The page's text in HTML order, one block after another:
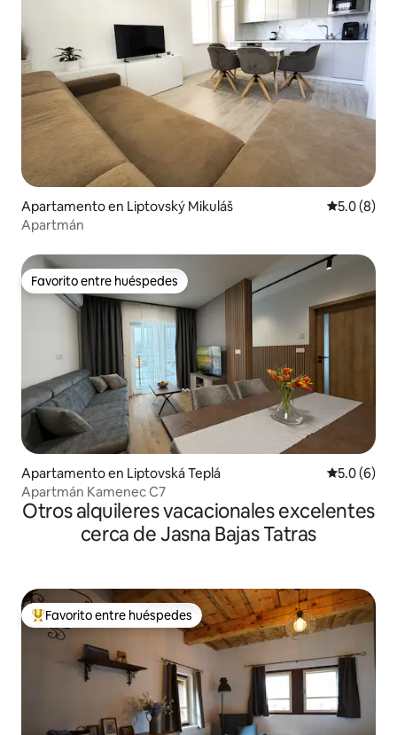
Apartamento en Liptovský Mikuláš
5.0 (8)
Apartmán
Favorito entre huéspedes
Favorito entre huéspedes
Apartamento en Liptovská Teplá
5.0 (6)
Apartmán Kamenec C7
Otros alquileres vacacionales excelentes
cerca de Jasna Bajas Tatras
Favorito entre huéspedes preferido
Favorito entre huéspedes